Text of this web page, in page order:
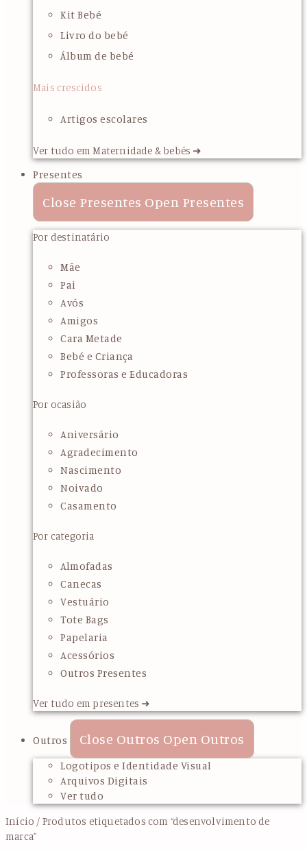
Kit Bebé
Livro do bebé
Álbum de bebé
Mais crescidos
Artigos escolares
Ver tudo em Maternidade & bebés ➜
Presentes
Close Presentes Open Presentes
Por destinatário
Mãe
Pai
Avós
Amigos
Cara Metade
Bebé e Criança
Professoras e Educadoras
Por ocasião
Aniversário
Agradecimento
Nascimento
Noivado
Casamento
Por categoria
Almofadas
Canecas
Vestuário
Tote Bags
Papelaria
Acessórios
Outros Presentes
Ver tudo em presentes ➜
Outros Close Outros Open Outros
Logotipos e Identidade Visual
Arquivos Digitais
Ver tudo
Início / Produtos etiquetados com “desenvolvimento de
marca”